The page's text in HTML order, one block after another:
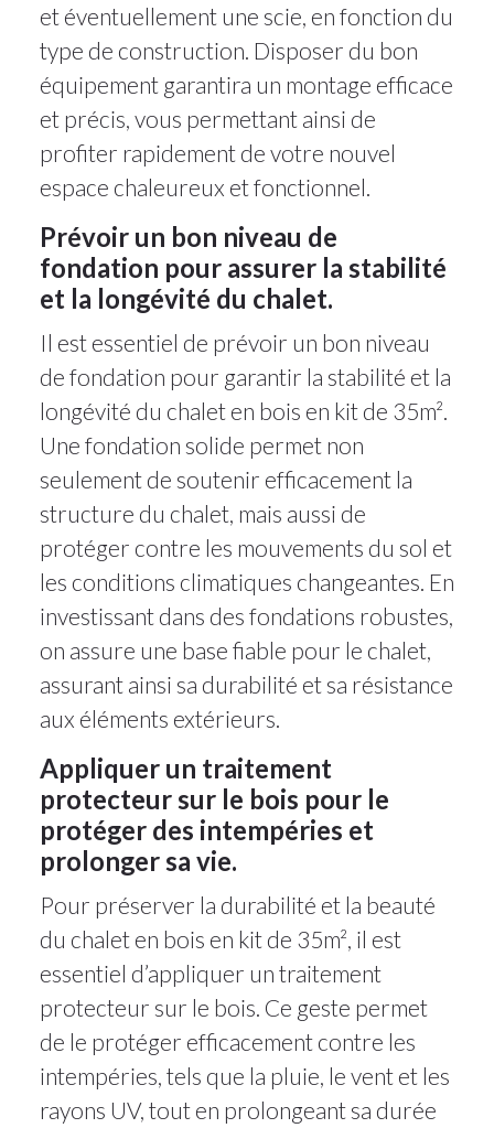
et éventuellement une scie, en fonction du
type de construction. Disposer du bon
équipement garantira un montage efficace
et précis, vous permettant ainsi de
profiter rapidement de votre nouvel
espace chaleureux et fonctionnel.
Prévoir un bon niveau de
fondation pour assurer la stabilité
et la longévité du chalet.
Il est essentiel de prévoir un bon niveau
de fondation pour garantir la stabilité et la
longévité du chalet en bois en kit de 35m².
Une fondation solide permet non
seulement de soutenir efficacement la
structure du chalet, mais aussi de
protéger contre les mouvements du sol et
les conditions climatiques changeantes. En
investissant dans des fondations robustes,
on assure une base fiable pour le chalet,
assurant ainsi sa durabilité et sa résistance
aux éléments extérieurs.
Appliquer un traitement
protecteur sur le bois pour le
protéger des intempéries et
prolonger sa vie.
Pour préserver la durabilité et la beauté
du chalet en bois en kit de 35m², il est
essentiel d’appliquer un traitement
protecteur sur le bois. Ce geste permet
de le protéger efficacement contre les
intempéries, tels que la pluie, le vent et les
rayons UV, tout en prolongeant sa durée